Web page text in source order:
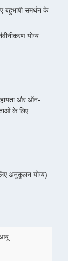
बहुभाषी समर्थन के
योग्य
और ऑन-
के लिए
अनुकूलन योग्य)